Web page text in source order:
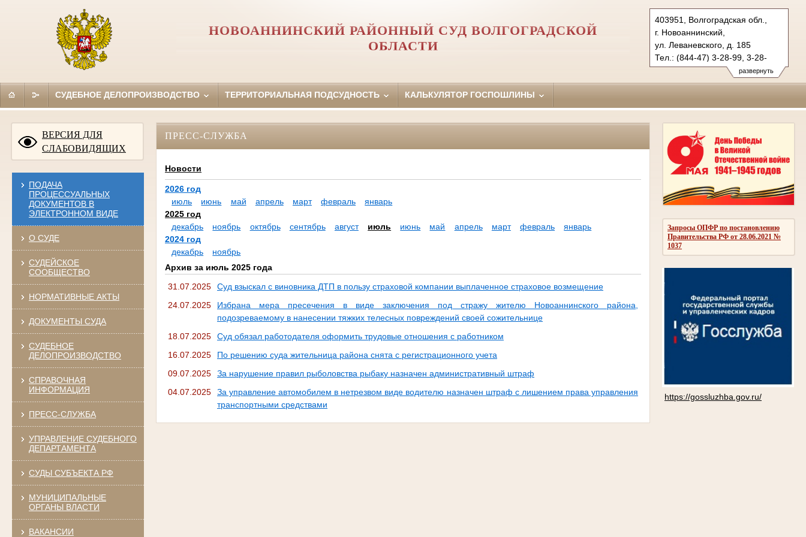
развернуть
403951, Волгоградская обл.,
г. Новоаннинский,
ул. Леваневского, д. 185
Тел.: (844-47) 3-28-99, 3-28-
95 (ф.)
novan.vol@sudrf.ru
НОВОАННИНСКИЙ РАЙОННЫЙ СУД ВОЛГОГРАДСКОЙ
ОБЛАСТИ
СУДЕБНОЕ ДЕЛОПРОИЗВОДСТВО ТЕРРИТОРИАЛЬНАЯ ПОДСУДНОСТЬ КАЛЬКУЛЯТОР ГОСПОШЛИНЫ
ВЕРСИЯ ДЛЯ
СЛАБОВИДЯЩИХ
ПОДАЧА
ПРОЦЕССУАЛЬНЫХ
ДОКУМЕНТОВ В
ЭЛЕКТРОННОМ ВИДЕ
О СУДЕ
СУДЕЙСКОЕ
СООБЩЕСТВО
НОРМАТИВНЫЕ АКТЫ
ДОКУМЕНТЫ СУДА
СУДЕБНОЕ
ДЕЛОПРОИЗВОДСТВО
СПРАВОЧНАЯ
ИНФОРМАЦИЯ
ПРЕСС-СЛУЖБА
УПРАВЛЕНИЕ СУДЕБНОГО
ДЕПАРТАМЕНТА
СУДЫ СУБЪЕКТА РФ
МУНИЦИПАЛЬНЫЕ
ОРГАНЫ ВЛАСТИ
ВАКАНСИИ
Запросы ОПФР по постановлению
Правительства РФ от 28.06.2021 №
1037
https://gossluzhba.gov.ru/
ПРЕСС-СЛУЖБА
Новости
2026 год
июль
июнь май апрель март февраль
январь
2025 год
декабрь
ноябрь октябрь сентябрь август июль июнь май апрель март февраль
январь
2024 год
декабрь
ноябрь
Архив за июль 2025 года
31.07.2025
Суд взыскал с виновника ДТП в пользу страховой компании выплаченное страховое возмещение
24.07.2025
Избрана мера пресечения в виде заключения под стражу жителю Новоаннинского района,
подозреваемому в нанесении тяжких телесных повреждений своей сожительнице
18.07.2025
Суд обязал работодателя оформить трудовые отношения с работником
16.07.2025
По решению суда жительница района снята с регистрационного учета
09.07.2025
За нарушение правил рыболовства рыбаку назначен административный штраф
04.07.2025
За управление автомобилем в нетрезвом виде водителю назначен штраф с лишением права управления
транспортными средствами